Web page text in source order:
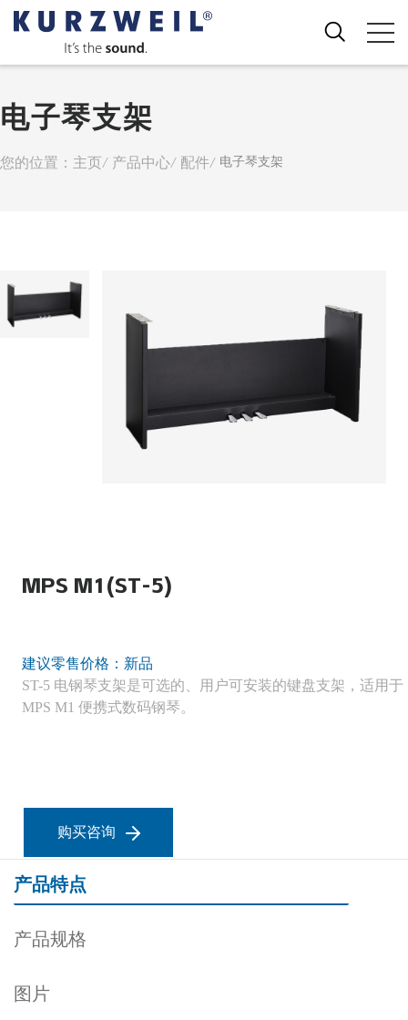
电子琴支架
您的位置： 主页 产品中心 配件 电子琴支架
MPS M1(ST-5)
建议零售价格：新品
ST-5 电钢琴支架是可选的、用户可安装的键盘支架，适用于
MPS M1 便携式数码钢琴。
购买咨询
产品特点
产品规格
图片